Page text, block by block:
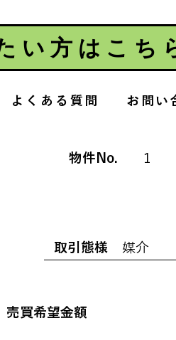
い方はこち
よくある質問 お問い
物件No. 1
取引態様 媒介
売買希望金額